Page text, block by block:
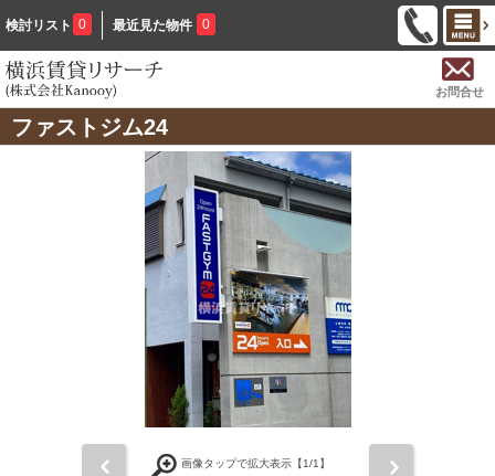
検討リスト 0 最近見た物件 0
お問合せ
ファストジム24
画像タップで拡大表示【1/1】